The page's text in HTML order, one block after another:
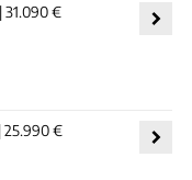
31.090 €
25.990 €